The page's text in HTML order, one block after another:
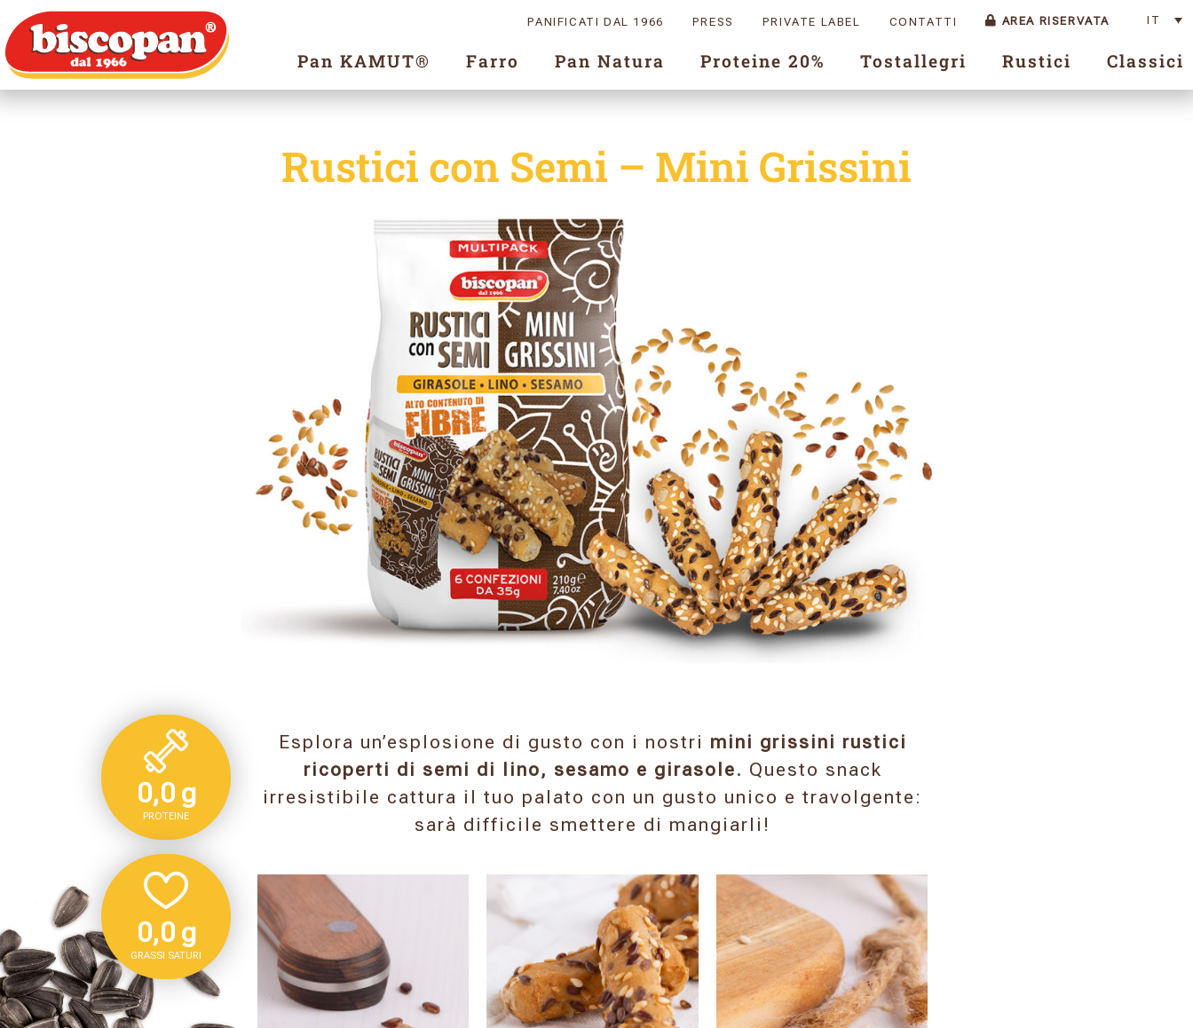
PANIFICATI DAL 1966 PRESS PRIVATE LABEL CONTATTI AREA RISERVATA IT
Pan KAMUT® Farro Pan Natura Proteine 20% Tostallegri Rustici Classici
Rustici con Semi – Mini Grissini
0,0 g
PROTEINE
0,0 g
GRASSI SATURI
Esplora un’esplosione di gusto con i nostri mini grissini rustici
ricoperti di semi di lino, sesamo e girasole. Questo snack
irresistibile cattura il tuo palato con un gusto unico e travolgente:
sarà difficile smettere di mangiarli!